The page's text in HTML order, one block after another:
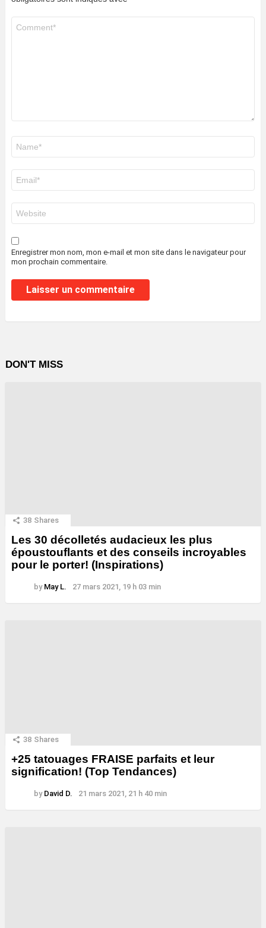
mail
*
web
Enregistrer mon nom, mon e-mail et mon site dans le navigateur pour
mon prochain commentaire.
DON'T MISS
38 Shares
Les 30 décolletés audacieux les plus
époustouflants et des conseils incroyables
pour le porter! (Inspirations)
by May L. 27 mars 2021, 19 h 03 min
38 Shares
+25 tatouages ​​FRAISE parfaits et leur
signification! (Top Tendances)
by David D. 21 mars 2021, 21 h 40 min